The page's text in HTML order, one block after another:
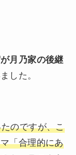
月乃家の後継
した。
のですが、こ
「合理的にあ